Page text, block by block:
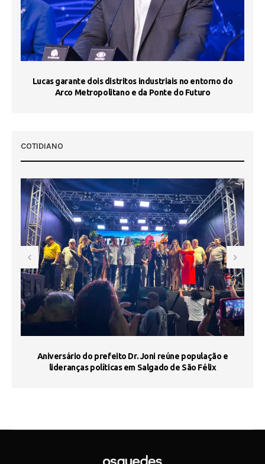
Lucas garante dois distritos industriais no entorno do
Arco Metropolitano e da Ponte do Futuro
COTIDIANO
Aniversário do prefeito Dr. Joni reúne população e
lideranças políticas em Salgado de São Félix